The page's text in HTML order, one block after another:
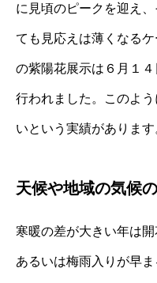
に見頃のピークを迎え
ても見応えは薄くなる
の紫陽花展示は６月１
行われました。このよ
いという実績があります
天候や地域の気候
寒暖の差が大きい年は
あるいは梅雨入りが早